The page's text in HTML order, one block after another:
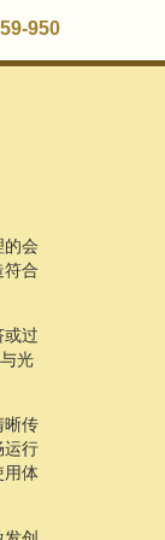
950
的会
符合
或过
光
晰传
运行
用体